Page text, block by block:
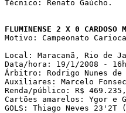
Técnico: Renato Gaúcho.
FLUMINENSE 2 X 0 CARDOSO
Motivo: Campeonato
Local: Maracanã, Rio de
Data/hora: 19/1/2008 -
Árbitro: Rodrigo Nunes de
Auxiliares: Marcelo
Renda/público: R$
Cartões amarelos: Ygor e
GOLS: Thiago Neves